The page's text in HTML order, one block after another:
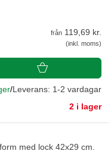
från 119,69 kr.
(inkl. moms)
/Leverans: 1-2 vardagar
2 i lager
med lock 42x29 cm.